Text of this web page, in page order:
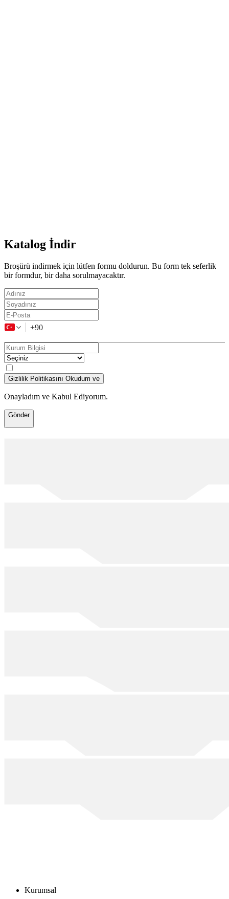
Katalog İndir
Broşürü indirmek için lütfen formu doldurun. Bu form tek seferlik
bir formdur, bir daha sorulmayacaktır.
+90
Gizlilik Politikasını Okudum ve
Onayladım ve Kabul Ediyorum.
Gönder
Kurumsal